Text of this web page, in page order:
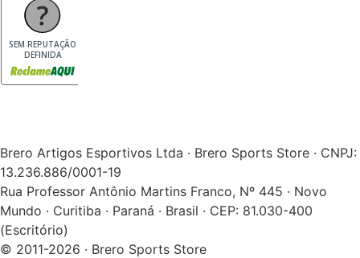
SEM REPUTAÇÃO
DEFINIDA
Brero Artigos Esportivos Ltda · Brero Sports Store · CNPJ:
13.236.886/0001-19
Rua Professor Antônio Martins Franco, Nº 445 · Novo
Mundo · Curitiba · Paraná · Brasil · CEP: 81.030-400
(Escritório)
© 2011-2026 · Brero Sports Store